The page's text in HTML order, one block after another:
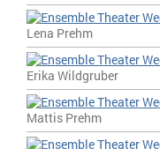
Lena Prehm
Erika Wildgruber
Mattis Prehm